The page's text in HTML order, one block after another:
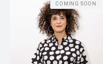
COMING SOON